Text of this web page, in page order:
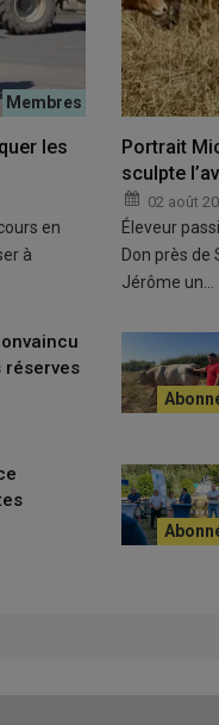
les
en
à
Portrait
sculpte
02 août
Éleveur
Don près de
Jérôme un…
réserves